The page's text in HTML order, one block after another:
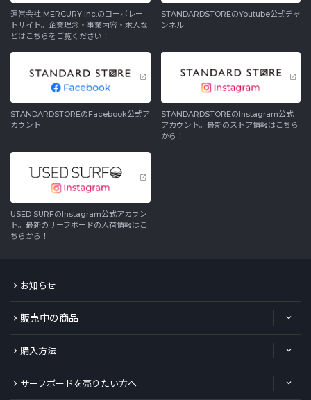
運営会社 MERCURY Inc.のコーポレー
トサイト。企業理念・事業内容・求人な
どはこちらをご覧ください！
STANDARDSTOREのYoutube公式チャ
ンネル
STANDARDSTOREのFacebook公式ア
カウント
STANDARDSTOREのInstagram公式
アカウント。最新のストア情報はこちら
から！
USED SURFのInstagram公式アカウン
ト。最新のサーフボードの入荷情報はこ
ちらから！
お知らせ
販売中の商品
購入方法
サーフボードを売りたい方へ